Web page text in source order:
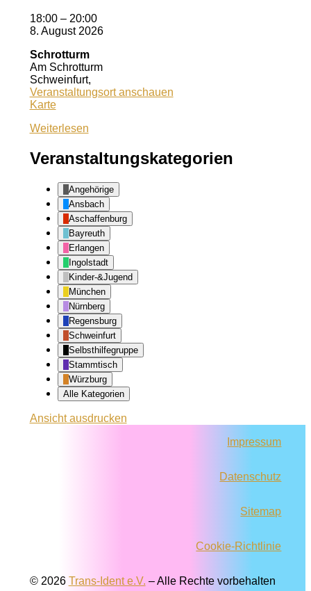
18:00 – 20:00
8. August 2026
Schrotturm
Am Schrotturm
Schweinfurt,
Veranstaltungsort anschauen
KarteSchrotturm
Weiterlesen
Veranstaltungskategorien
Angehörige
Ansbach
Aschaffenburg
Bayreuth
Erlangen
Ingolstadt
Kinder-&Jugend
München
Nürnberg
Regensburg
Schweinfurt
Selbsthilfegruppe
Stammtisch
Würzburg
Alle Kategorien
Ansichtausdrucken
Impressum
Datenschutz
Sitemap
Cookie-Richtlinie
© 2026 Trans-Ident e.V. – Alle Rechte vorbehalten